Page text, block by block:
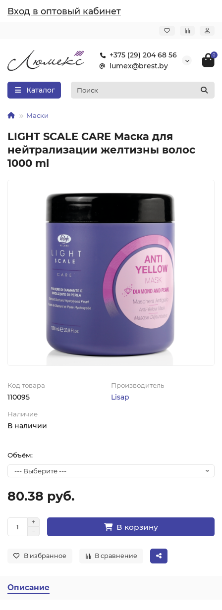
Вход в оптовый кабинет
+375 (29) 204 68 56
lumex@brest.by
0
Каталог
Маски
LIGHT SCALE CARE Маска для
нейтрализации желтизны волос
1000 ml
Код товара
110095
Производитель
Lisap
Наличие
В наличии
Объём:
80.38 руб.
В корзину
В избранное В сравнение
Описание